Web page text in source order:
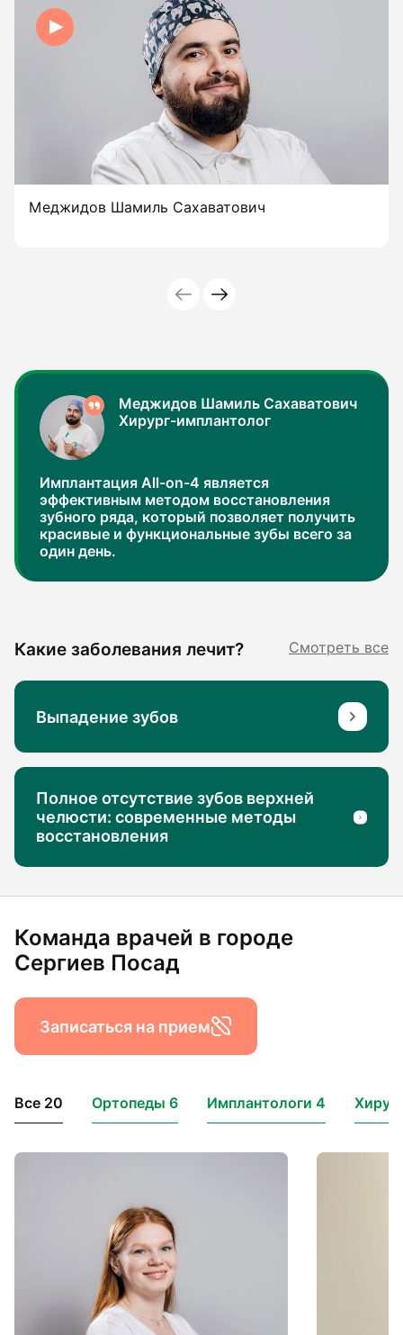
Меджидов Шамиль Сахаватович
Меджидов Шамиль Сахаватович
Хирург-имплантолог
Имплантация All-on-4 является
эффективным методом восстановления
зубного ряда, который позволяет получить
красивые и функциональные зубы всего за
один день.
Какие заболевания лечит? Смотреть все
Выпадение зубов
Полное отсутствие зубов верхней
челюсти: современные методы
восстановления
Команда врачей в городе
Сергиев Посад
Записаться на прием
Все 20 Ортопеды 6 Имплантологи 4